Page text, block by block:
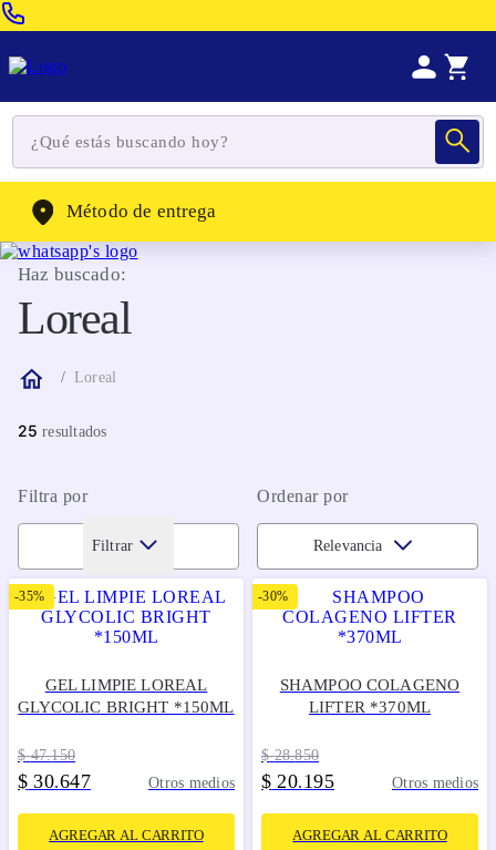
WhatsApp: (302) 262-4104
Método de entrega
Haz buscado:
Loreal
Loreal
25
Filtra por Ordenar por
Filtrar Relevancia
-35%
GEL LIMPIE LOREAL
GLYCOLIC BRIGHT *150ML
$ 47.150
$ 30.647 Otros medios
AGREGAR AL CARRITO
-30%
SHAMPOO COLAGENO
LIFTER *370ML
$ 28.850
$ 20.195 Otros medios
AGREGAR AL CARRITO